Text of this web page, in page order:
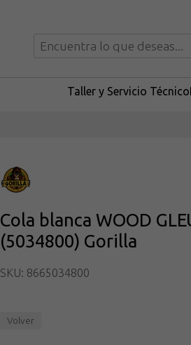
Taller y Servicio Técnico
Cola blanca WOOD
(5034800) Gorilla
SKU: 8665034800
Volver